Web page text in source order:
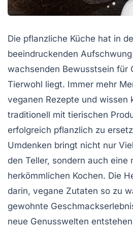
Die pflanzliche Küche hat in
beeindruckenden
wachsenden Bewusstsein für
Tierwohl liegt. Immer mehr
veganen Rezepte und wissen
traditionell mit tierischen
erfolgreich pflanzlich zu
Umdenken bringt nicht nur
den Teller, sondern auch
herkömmlichen Kochen. Die
darin, vegane Zutaten so zu
gewohnte
neue Genusswelten